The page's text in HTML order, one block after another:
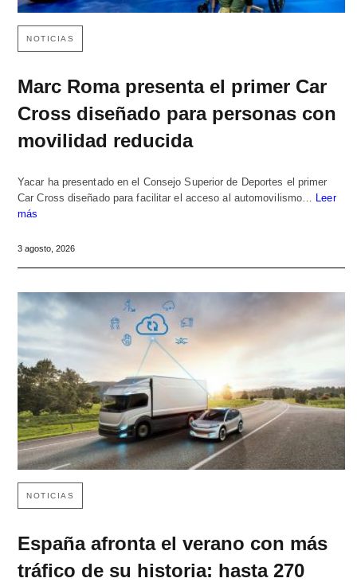
NOTICIAS
Marc Roma presenta el primer Car
Cross diseñado para personas con
movilidad reducida
Yacar ha presentado en el Consejo Superior de Deportes el primer
Car Cross diseñado para facilitar el acceso al automovilismo… Leer
más
3 agosto, 2026
NOTICIAS
España afronta el verano con más
tráfico de su historia: hasta 270